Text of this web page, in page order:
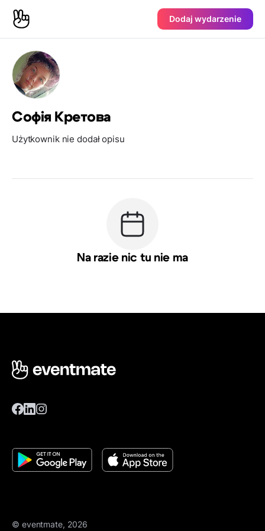
Dodaj wydarzenie
Софія Кретова
Użytkownik nie dodał opisu
Na razie nic tu nie ma
© eventmate, 2026